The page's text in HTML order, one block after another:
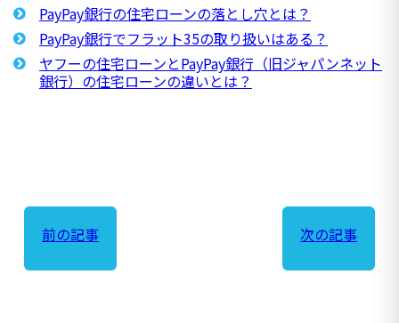
PayPay銀行の住宅ローンの落とし穴とは？
PayPay銀行でフラット35の取り扱いはある？
ヤフーの住宅ローンとPayPay銀行（旧ジャパンネット
銀行）の住宅ローンの違いとは？
前の記事 次の記事